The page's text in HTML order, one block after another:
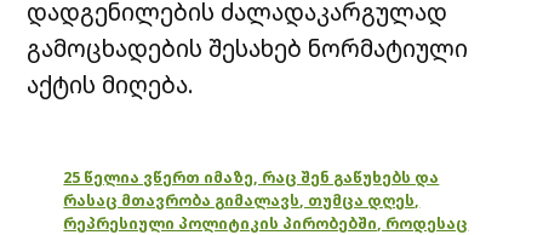
დადგენილების ძალადაკარგულად
გამოცხადების შესახებ ნორმატიული
აქტის მიღება.
25 წელია ვწერთ იმაზე, რაც შენ გაწუხებს და
რასაც მთავრობა გიმალავს, თუმცა დღეს,
რეპრესიული პოლიტიკის პირობებში, როდესაც